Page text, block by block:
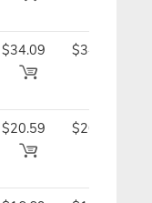
$34.09
$34.09/
$20.59
$20.59/